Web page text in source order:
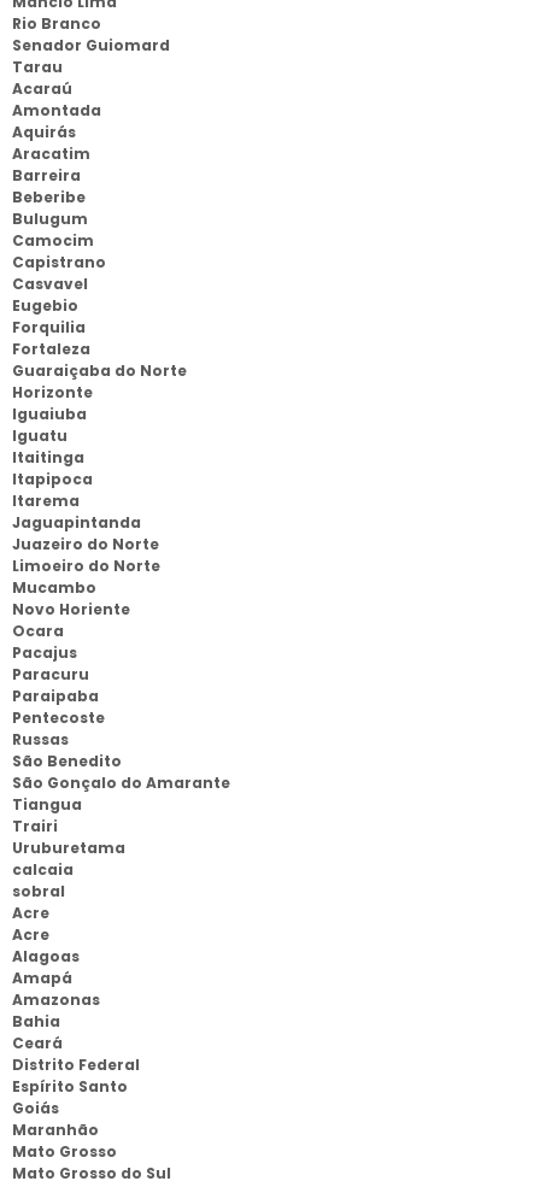
Rio Branco
Senador Guiomard
Tarau
Acaraú
Amontada
Aquirás
Aracatim
Barreira
Beberibe
Bulugum
Camocim
Capistrano
Casvavel
Eugebio
Forquilia
Fortaleza
Guaraiçaba do Norte
Horizonte
Iguaiuba
Iguatu
Itaitinga
Itapipoca
Itarema
Jaguapintanda
Juazeiro do Norte
Limoeiro do Norte
Mucambo
Novo Horiente
Ocara
Pacajus
Paracuru
Paraipaba
Pentecoste
Russas
São Benedito
São Gonçalo do Amarante
Tiangua
Trairi
Uruburetama
calcaia
sobral
Acre
Acre
Alagoas
Amapá
Amazonas
Bahia
Ceará
Distrito Federal
Espírito Santo
Goiás
Maranhão
Mato Grosso
Mato Grosso do Sul